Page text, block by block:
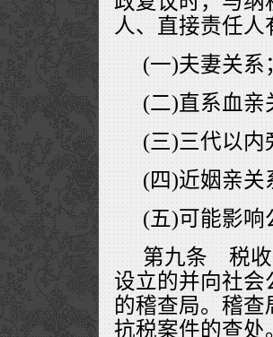
人、直接责任
(一)夫妻关系
(二)直系血亲
(三)三代以内
(四)近姻亲关
(五)可能影响
第九条 税收
设立的并向社
的稽查局。稽
抗税案件的查处